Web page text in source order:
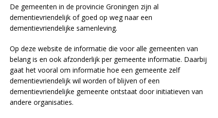
De gemeenten in de provincie Groningen zijn al
dementievriendelijk of goed op weg naar een
dementievriendelijke samenleving.
Op deze website de informatie die voor alle gemeenten van
belang is en ook afzonderlijk per gemeente informatie. Daarbij
gaat het vooral om informatie hoe een gemeente zelf
dementievriendelijk wil worden of blijven of een
dementievriendelijke gemeente ontstaat door initiatieven van
andere organisaties.